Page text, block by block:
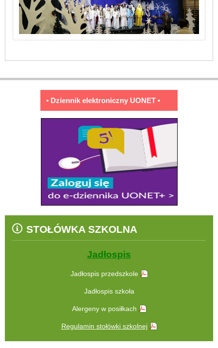
• Dziennik elektroniczny UONET •
STOŁÓWKA SZKOLNA
Jadłospis
Jadłospis przedszkole
Jadłospis szkoła
Alergeny w posiłkach
Regulamin stołówki szkolnej